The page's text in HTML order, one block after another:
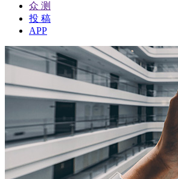
众 测
投 稿
APP